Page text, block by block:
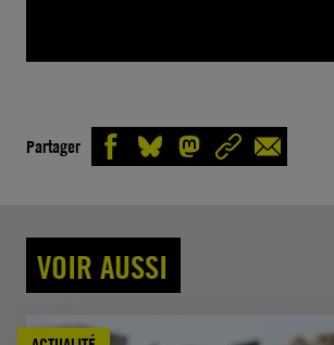
Partager
VOIR AUSSI